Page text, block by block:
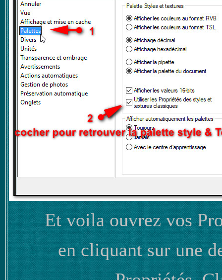
Et voila ouvrez vos
en cliquant sur une